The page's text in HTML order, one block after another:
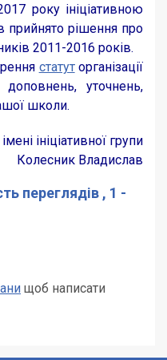
року ініціативною
прийнято рішення про
2011-2016 років.
статуторганізації
уточнень,
школи.
ініціативної групи
Колесник Владислав
переглядів , 1 -
щоб написати